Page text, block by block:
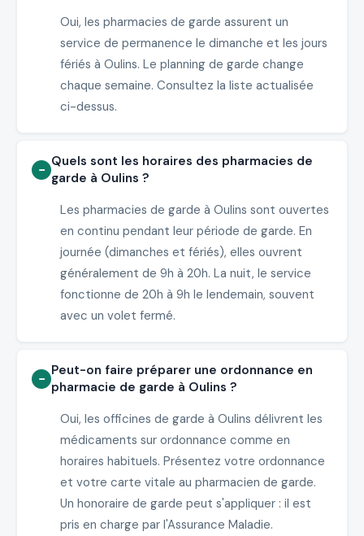
Oui, les pharmacies de garde assurent un
service de permanence le dimanche et les jours
fériés à Oulins. Le planning de garde change
chaque semaine. Consultez la liste actualisée
ci-dessus.
Quels sont les horaires des pharmacies de
garde à Oulins ?
Les pharmacies de garde à Oulins sont ouvertes
en continu pendant leur période de garde. En
journée (dimanches et fériés), elles ouvrent
généralement de 9h à 20h. La nuit, le service
fonctionne de 20h à 9h le lendemain, souvent
avec un volet fermé.
Peut-on faire préparer une ordonnance en
pharmacie de garde à Oulins ?
Oui, les officines de garde à Oulins délivrent les
médicaments sur ordonnance comme en
horaires habituels. Présentez votre ordonnance
et votre carte vitale au pharmacien de garde.
Un honoraire de garde peut s'appliquer : il est
pris en charge par l'Assurance Maladie.